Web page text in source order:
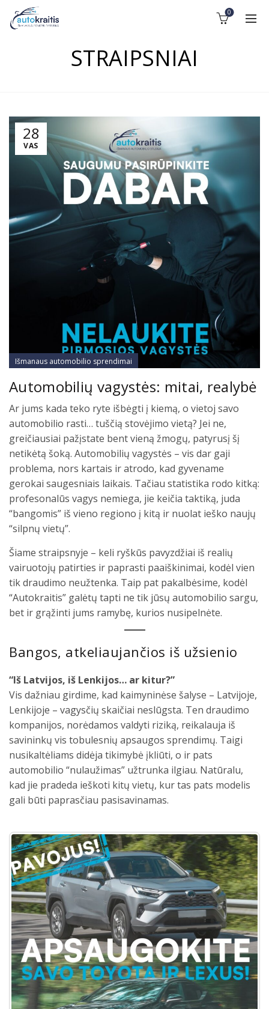
0
STRAIPSNIAI
28
VAS
Išmanaus automobilio sprendimai
Automobilių vagystės: mitai, realybė
Ar jums kada teko ryte išbėgti į kiemą, o vietoj savo
automobilio rasti… tuščią stovėjimo vietą? Jei ne,
greičiausiai pažįstate bent vieną žmogų, patyrusį šį
netikėtą šoką. Automobilių vagystės – vis dar gaji
problema, nors kartais ir atrodo, kad gyvename
gerokai saugesniais laikais. Tačiau statistika rodo kitką:
profesonalūs vagys nemiega, jie keičia taktiką, juda
“bangomis” iš vieno regiono į kitą ir nuolat ieško naujų
“silpnų vietų”.
Šiame straipsnyje – keli ryškūs pavyzdžiai iš realių
vairuotojų patirties ir paprasti paaiškinimai, kodėl vien
tik draudimo neužtenka. Taip pat pakalbėsime, kodėl
“Autokraitis” galėtų tapti ne tik jūsų automobilio sargu,
bet ir grąžinti jums ramybę, kurios nusipelnėte.
Bangos, atkeliaujančios iš užsienio
“Iš Latvijos, iš Lenkijos… ar kitur?”
Vis dažniau girdime, kad kaimyninėse šalyse – Latvijoje,
Lenkijoje – vagysčių skaičiai neslūgsta. Ten draudimo
kompanijos, norėdamos valdyti riziką, reikalauja iš
savininkų vis tobulesnių apsaugos sprendimų. Taigi
nusikaltėliams didėja tikimybė įkliūti, o ir pats
automobilio “nulaužimas” užtrunka ilgiau. Natūralu,
kad jie pradeda ieškoti kitų vietų, kur tas pats modelis
gali būti paprasčiau pasisavinamas.